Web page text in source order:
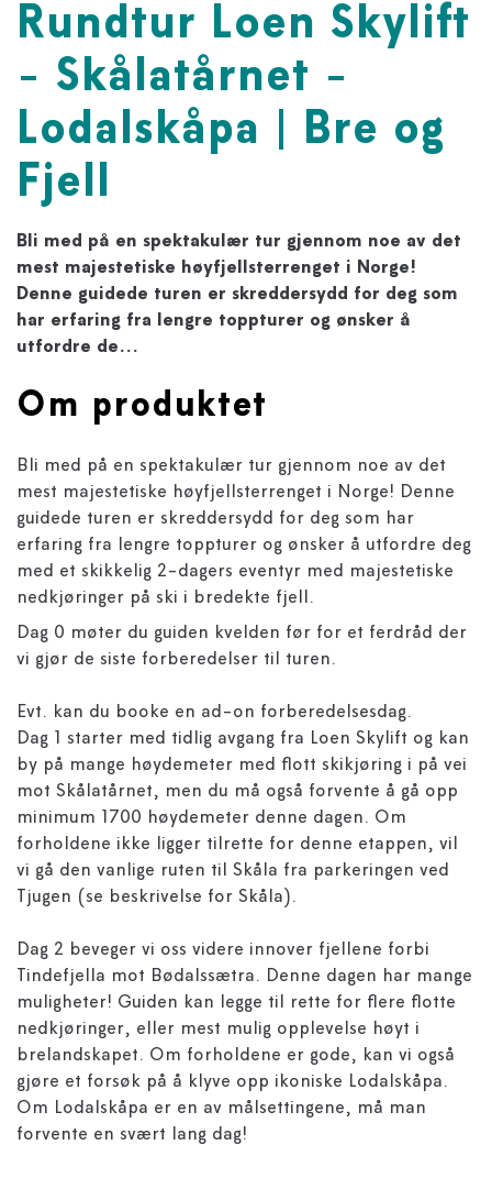
Rundtur Loen Skylift
- Skålatårnet -
Lodalskåpa | Bre og
Fjell
Bli med på en spektakulær tur gjennom noe av det
mest majestetiske høyfjellsterrenget i Norge!
Denne guidede turen er skreddersydd for deg som
har erfaring fra lengre toppturer og ønsker å
utfordre de...
Om produktet
Bli med på en spektakulær tur gjennom noe av det
mest majestetiske høyfjellsterrenget i Norge! Denne
guidede turen er skreddersydd for deg som har
erfaring fra lengre toppturer og ønsker å utfordre deg
med et skikkelig 2-dagers eventyr med majestetiske
nedkjøringer på ski i bredekte fjell.
Dag 0 møter du guiden kvelden før for et ferdråd der
vi gjør de siste forberedelser til turen.
Evt. kan du booke en ad-on forberedelsesdag.
Dag 1 starter med tidlig avgang fra Loen Skylift og kan
by på mange høydemeter med flott skikjøring i på vei
mot Skålatårnet, men du må også forvente å gå opp
minimum 1700 høydemeter denne dagen. Om
forholdene ikke ligger tilrette for denne etappen, vil
vi gå den vanlige ruten til Skåla fra parkeringen ved
Tjugen (se beskrivelse for Skåla).
Dag 2 beveger vi oss videre innover fjellene forbi
Tindefjella mot Bødalssætra. Denne dagen har mange
muligheter! Guiden kan legge til rette for flere flotte
nedkjøringer, eller mest mulig opplevelse høyt i
brelandskapet. Om forholdene er gode, kan vi også
gjøre et forsøk på å klyve opp ikoniske Lodalskåpa.
Om Lodalskåpa er en av målsettingene, må man
forvente en svært lang dag!